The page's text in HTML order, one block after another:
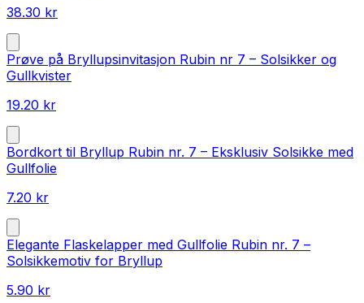
38.30 kr
Prøve på Bryllupsinvitasjon Rubin nr 7 – Solsikker og
Gullkvister
19.20 kr
Bordkort til Bryllup Rubin nr. 7 – Eksklusiv Solsikke med
Gullfolie
7.20 kr
Elegante Flaskelapper med Gullfolie Rubin nr. 7 –
Solsikkemotiv for Bryllup
5.90 kr